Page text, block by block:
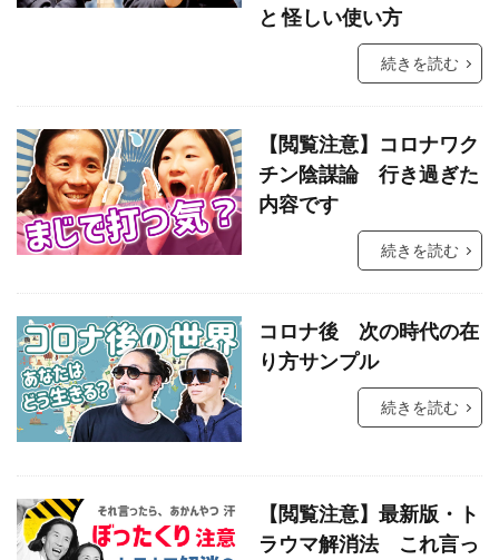
と 怪しい使い方
続きを読む
【閲覧注意】コロナワク
チン陰謀論 行き過ぎた
内容です
続きを読む
コロナ後 次の時代の在
り方サンプル
続きを読む
【閲覧注意】最新版・ト
ラウマ解消法 これ言っ